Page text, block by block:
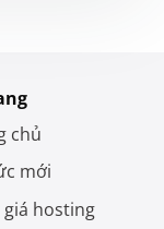
chủ
mới
giá hosting